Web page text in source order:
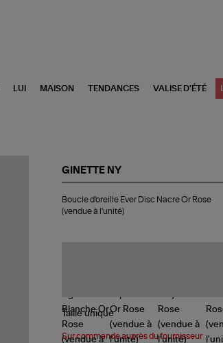
LUI MAISON TENDANCES VALISE D'ÉTÉ
GINETTE NY
d'oreille
Ever
Boucle d'oreille Ever Disc Nacre Or Rose
(vendue à l'unité)
Tailleunique
Sur commande auprès du fournisseur